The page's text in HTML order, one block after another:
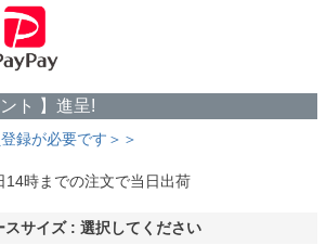
ト 】進呈!
録が必要です＞＞
14時までの注文で当日出荷
スサイズ 選択してください